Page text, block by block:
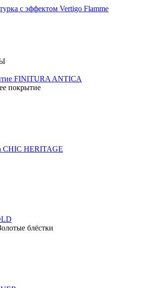
с эффектом Vertigo Flamme
FINITURA ANTICA
покрытие
CHIC HERITAGE
блёстки